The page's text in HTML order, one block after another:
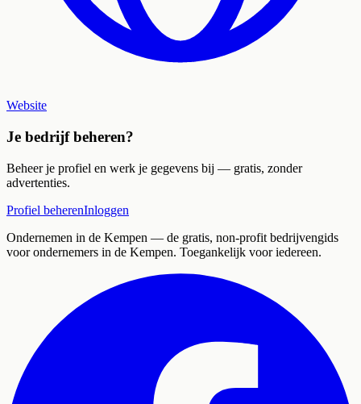
Website
Je bedrijf beheren?
Beheer je profiel en werk je gegevens bij — gratis, zonder
advertenties.
Profiel beherenInloggen
Ondernemen in de Kempen — de gratis, non-profit bedrijvengids
voor ondernemers in de Kempen. Toegankelijk voor iedereen.